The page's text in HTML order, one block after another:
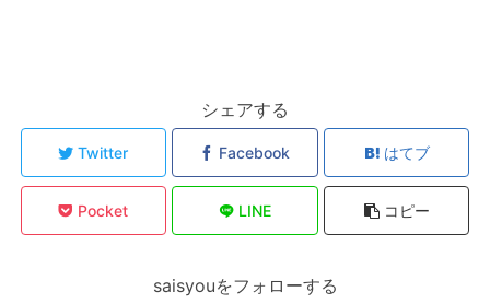
シェアする
Twitter Facebook はてブ
Pocket LINE コピー
saisyouをフォローする